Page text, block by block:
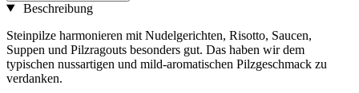
Beschreibung
Steinpilze harmonieren mit Nudelgerichten, Risotto, Saucen,
Suppen und Pilzragouts besonders gut. Das haben wir dem
typischen nussartigen und mild-aromatischen Pilzgeschmack zu
verdanken.